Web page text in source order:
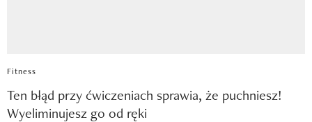
Fitness
Ten błąd przy ćwiczeniach sprawia, że puchniesz!
Wyeliminujesz go od ręki